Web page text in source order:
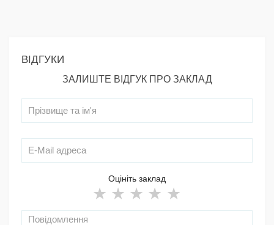
ВІДГУКИ
ЗАЛИШТЕ ВІДГУК ПРО ЗАКЛАД
Оцініть заклад